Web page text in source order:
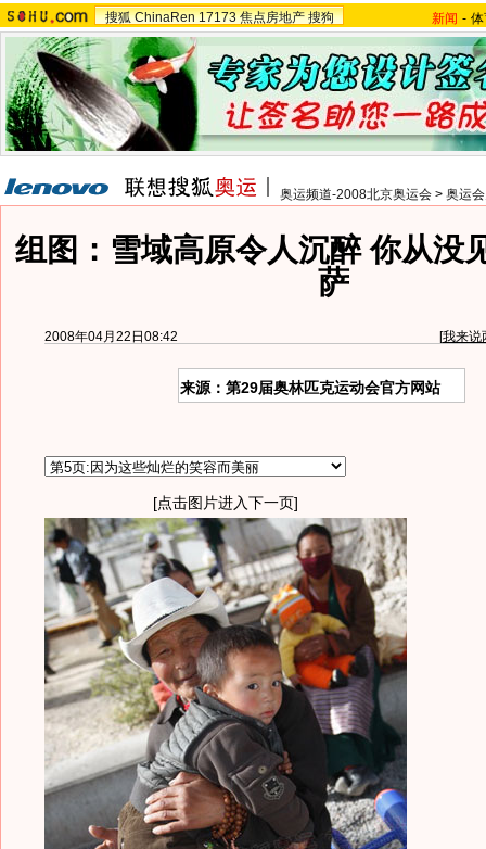
搜狐 ChinaRen 17173 焦点房地产 搜狗 新闻 -
奥运频道-2008北京奥运会 > 奥运
组图：雪域高原令人沉醉 你从没
萨
2008年04月22日08:42 [我来说
来源：第29届奥林匹克运动会官方网站
[点击图片进入下一页]